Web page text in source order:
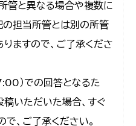
管と異なる場合や複数に
の担当所管とは別の所管
ますので、ご了承くださ
）での回答となるた
稿いただいた場合、すぐ
、ご了承ください。